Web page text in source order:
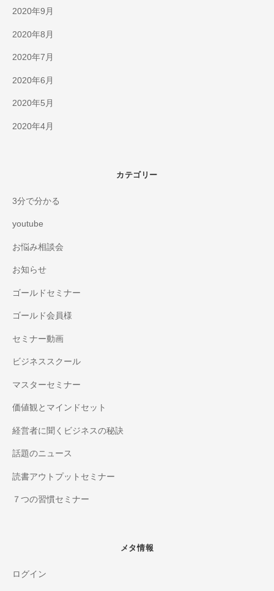
2020年9月
2020年8月
2020年7月
2020年6月
2020年5月
2020年4月
カテゴリー
3分で分かる
youtube
お悩み相談会
お知らせ
ゴールドセミナー
ゴールド会員様
セミナー動画
ビジネススクール
マスターセミナー
価値観とマインドセット
経営者に聞くビジネスの秘訣
話題のニュース
読書アウトプットセミナー
７つの習慣セミナー
メタ情報
ログイン